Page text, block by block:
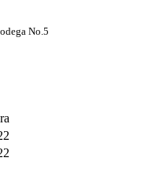
No.5